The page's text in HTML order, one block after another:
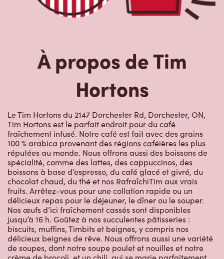
À propos de Tim
Hortons
Le Tim Hortons du 2147 Dorchester Rd, Dorchester, ON,
Tim Hortons est le parfait endroit pour du café
fraîchement infusé. Notre café est fait avec des grains
100 % arabica provenant des régions caféières les plus
réputées au monde. Nous offrons aussi des boissons de
spécialité, comme des lattes, des cappuccinos, des
boissons à base d’espresso, du café glacé et givré, du
chocolat chaud, du thé et nos RafraîchiTim aux vrais
fruits. Arrêtez-vous pour une collation rapide ou un
délicieux repas pour le déjeuner, le dîner ou le souper.
Nos œufs d’ici fraîchement cassés sont disponibles
jusqu’à 16 h. Goûtez à nos succulentes pâtisseries :
biscuits, muffins, Timbits et beignes, y compris nos
délicieux beignes de rêve. Nous offrons aussi une variété
de soupes, dont notre soupe poulet et nouilles et notre
crème de brocoli, et un chili, qui se marie parfaitement
avec nos quartiers de pommes de terre d’ici.